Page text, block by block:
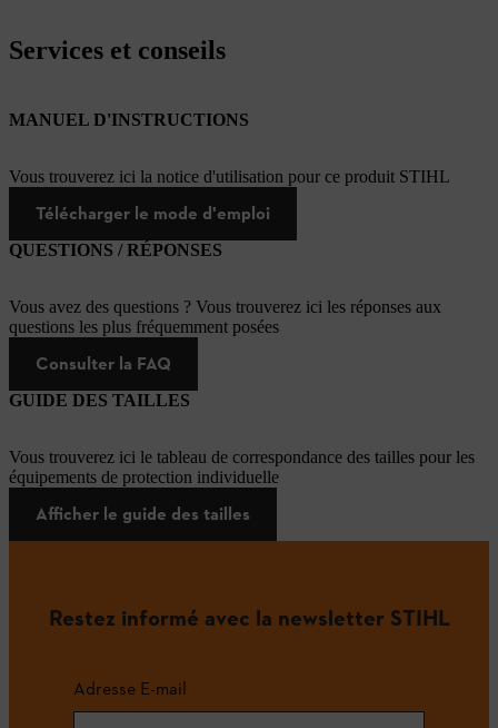
Services et conseils
MANUEL D'INSTRUCTIONS
Vous trouverez ici la notice d'utilisation pour ce produit STIHL
Télécharger le mode d'emploi
QUESTIONS / RÉPONSES
Vous avez des questions ? Vous trouverez ici les réponses aux
questions les plus fréquemment posées
Consulter la FAQ
GUIDE DES TAILLES
Vous trouverez ici le tableau de correspondance des tailles pour les
équipements de protection individuelle
Afficher le guide des tailles
Restez informé avec la newsletter STIHL
Adresse E-mail